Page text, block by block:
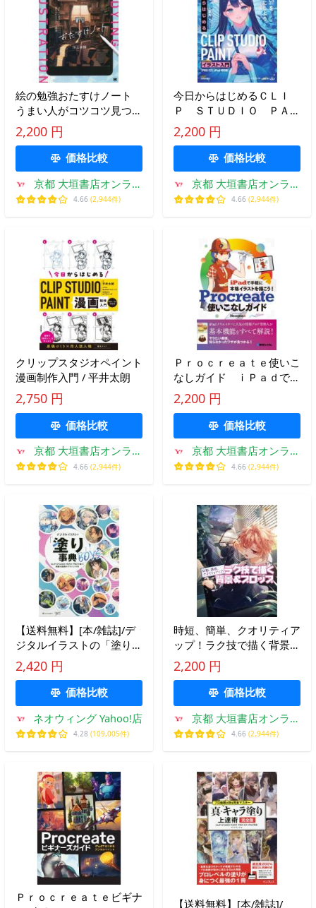
絵の勉強おたすけノート
うまい人がコツコツ見つけ
たイラスト上達法 / 池上幸
輝
2,200 円
価格比較
京都 大垣書店オンライ
ン
4.66 (2,944件)
今日からはじめるＣＬＩ
Ｐ ＳＴＵＤＩＯ ＰＡＩ
ＮＴイラスト入門 “描き
たい”を“描ける”にしよう /
葉丸／著 リンクアップ／
編
2,200 円
価格比較
京都 大垣書店オンライ
ン
4.66 (2,944件)
クリップスタジオペイント
漫画制作入門 / 平井太朗
2,750 円
価格比較
京都 大垣書店オンライ
ン
4.66 (2,944件)
Ｐｒｏｃｒｅａｔｅ使いこ
なしガイド ｉＰａｄで手
軽に本格イラストを描こ
う！ / Ｎｅｃｏｊｉｔａ
2,200 円
価格比較
京都 大垣書店オンライ
ン
4.66 (2,944件)
【送料無料】[本/雑誌]/デ
ジタルイラストの「塗り」
事典BOYS CLIP STUDIO
PAINT PROで描く
2,420 円
価格比較
ネオウィング Yahoo!店
4.28 (109,005件)
時短、簡単、クオリティア
ップ！ラク技で描く背景＆
プロップ / いず地
2,200 円
価格比較
京都 大垣書店オンライ
ン
4.66 (2,944件)
Ｐｒｏｃｒｅａｔｅビギナ
【送料無料】[本/雑誌]/